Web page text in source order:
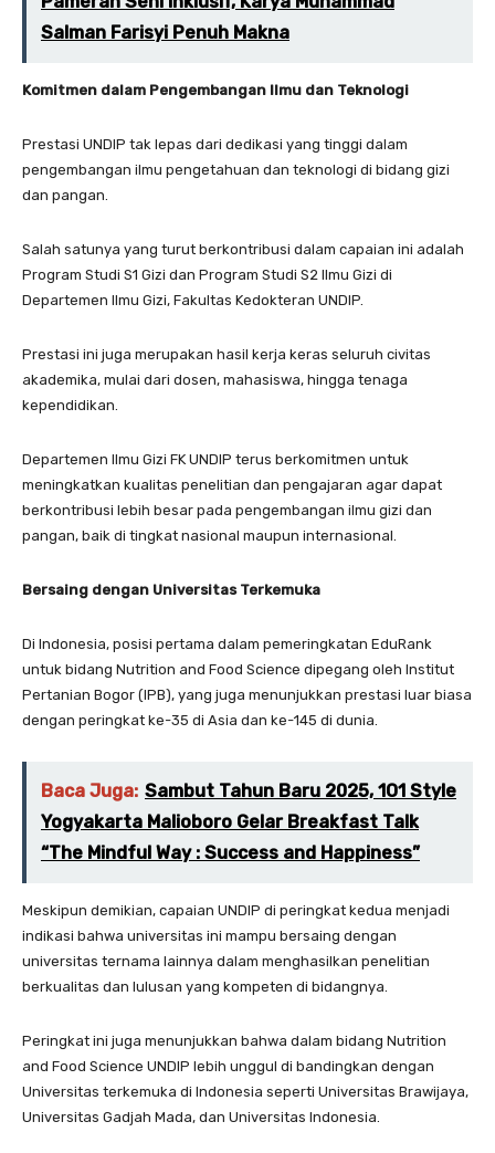
Salman Farisyi Penuh Makna
Komitmen dalam Pengembangan Ilmu dan Teknologi
Prestasi UNDIP tak lepas dari dedikasi yang tinggi dalam
pengembangan ilmu pengetahuan dan teknologi di bidang gizi
dan pangan.
Salah satunya yang turut berkontribusi dalam capaian ini adalah
Program Studi S1 Gizi dan Program Studi S2 Ilmu Gizi di
Departemen Ilmu Gizi, Fakultas Kedokteran UNDIP.
Prestasi ini juga merupakan hasil kerja keras seluruh civitas
akademika, mulai dari dosen, mahasiswa, hingga tenaga
kependidikan.
Departemen Ilmu Gizi FK UNDIP terus berkomitmen untuk
meningkatkan kualitas penelitian dan pengajaran agar dapat
berkontribusi lebih besar pada pengembangan ilmu gizi dan
pangan, baik di tingkat nasional maupun internasional.
Bersaing dengan Universitas Terkemuka
Di Indonesia, posisi pertama dalam pemeringkatan EduRank
untuk bidang Nutrition and Food Science dipegang oleh Institut
Pertanian Bogor (IPB), yang juga menunjukkan prestasi luar biasa
dengan peringkat ke-35 di Asia dan ke-145 di dunia.
Baca Juga: Sambut Tahun Baru 2025, 1O1 Style
Yogyakarta Malioboro Gelar Breakfast Talk
“The Mindful Way : Success and Happiness”
Meskipun demikian, capaian UNDIP di peringkat kedua menjadi
indikasi bahwa universitas ini mampu bersaing dengan
universitas ternama lainnya dalam menghasilkan penelitian
berkualitas dan lulusan yang kompeten di bidangnya.
Peringkat ini juga menunjukkan bahwa dalam bidang Nutrition
and Food Science UNDIP lebih unggul di bandingkan dengan
Universitas terkemuka di Indonesia seperti Universitas Brawijaya,
Universitas Gadjah Mada, dan Universitas Indonesia.